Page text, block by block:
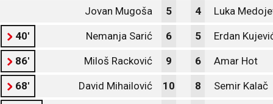
Jovan Mugoša 5 4 Luka
40' Nemanja Sarić 6 5 Erdan
86' Miloš Racković 9 6 Amar Hot
68' David Mihailović 10 8 Semir Kalač